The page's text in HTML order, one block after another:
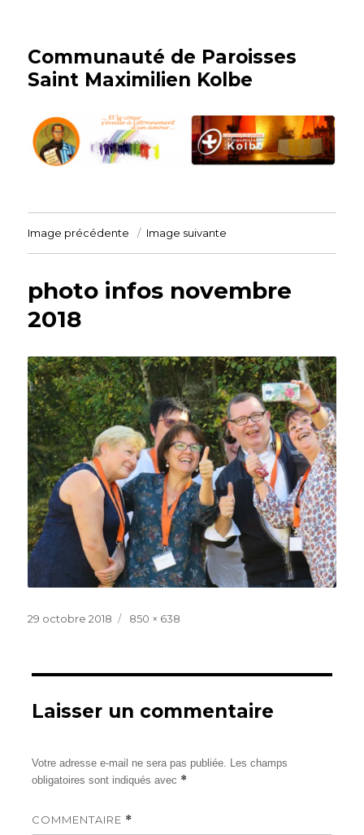
Communauté de Paroisses
Saint Maximilien Kolbe
Image précédente Image suivante
photo infos novembre
2018
Publié
29 octobre 2018
Taille
850 × 638
Laisser un commentaire
Votre adresse e-mail ne sera pas publiée.
Les champs
obligatoires sont indiqués avec *
COMMENTAIRE *